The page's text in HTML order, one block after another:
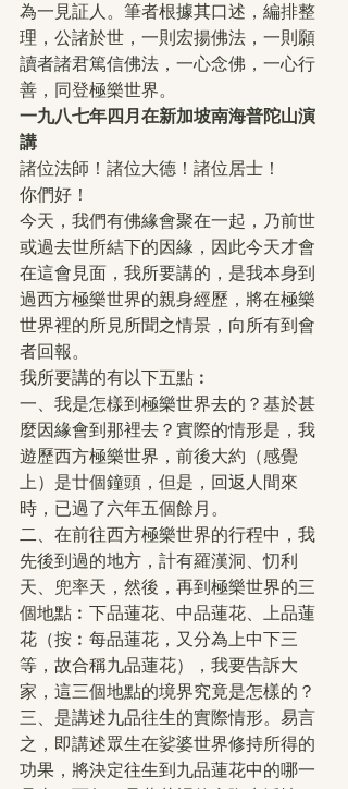
為一見証人。筆者根據其口述，編排整
理，公諸於世，一則宏揚佛法，一則願
讀者諸君篤信佛法，一心念佛，一心行
善，同登極樂世界。
一九八七年四月在新加坡南海普陀山演
講
諸位法師！諸位大德！諸位居士！
你們好！
今天，我們有佛緣會聚在一起，乃前世
或過去世所結下的因緣，因此今天才會
在這會見面，我所要講的，是我本身到
過西方極樂世界的親身經歷，將在極樂
世界裡的所見所聞之情景，向所有到會
者回報。
我所要講的有以下五點︰
一、我是怎樣到極樂世界去的？基於甚
麼因緣會到那裡去？實際的情形是，我
遊歷西方極樂世界，前後大約（感覺
上）是廿個鐘頭，但是，回返人間來
時，已過了六年五個餘月。
二、在前往西方極樂世界的行程中，我
先後到過的地方，計有羅漢洞、忉利
天、兜率天，然後，再到極樂世界的三
個地點︰下品蓮花、中品蓮花、上品蓮
花（按︰每品蓮花，又分為上中下三
等，故合稱九品蓮花），我要告訴大
家，這三個地點的境界究竟是怎樣的？
三、是講述九品往生的實際情形。易言
之，即講述眾生在娑婆世界修持所得的
功果，將決定往生到九品蓮花中的哪一